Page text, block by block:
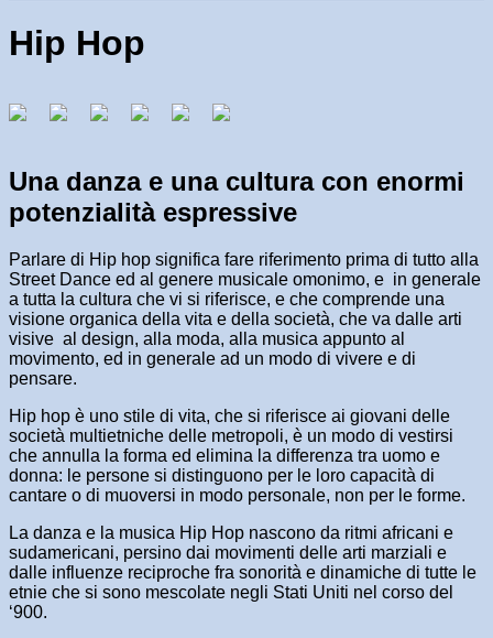
Hip Hop
Una danza e una cultura con enormi
potenzialità espressive
Parlare di Hip hop significa fare riferimento prima di tutto alla
Street Dance ed al genere musicale omonimo, e in generale
a tutta la cultura che vi si riferisce, e che comprende una
visione organica della vita e della società, che va dalle arti
visive al design, alla moda, alla musica appunto al
movimento, ed in generale ad un modo di vivere e di
pensare.
Hip hop è uno stile di vita, che si riferisce ai giovani delle
società multietniche delle metropoli, è un modo di vestirsi
che annulla la forma ed elimina la differenza tra uomo e
donna: le persone si distinguono per le loro capacità di
cantare o di muoversi in modo personale, non per le forme.
La danza e la musica Hip Hop nascono da ritmi africani e
sudamericani, persino dai movimenti delle arti marziali e
dalle influenze reciproche fra sonorità e dinamiche di tutte le
etnie che si sono mescolate negli Stati Uniti nel corso del
‘900.